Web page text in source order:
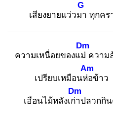
เสียงยายแว่วมา
G
ทุกคร
ความเหนื่อยของแม่
Dm
ความ
เปรียบเหมือนห่อ
Am
ข้
เฮือนไม้หลังเก่า
Dm
ปลวกกิน